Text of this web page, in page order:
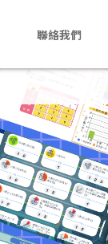
聯絡我們